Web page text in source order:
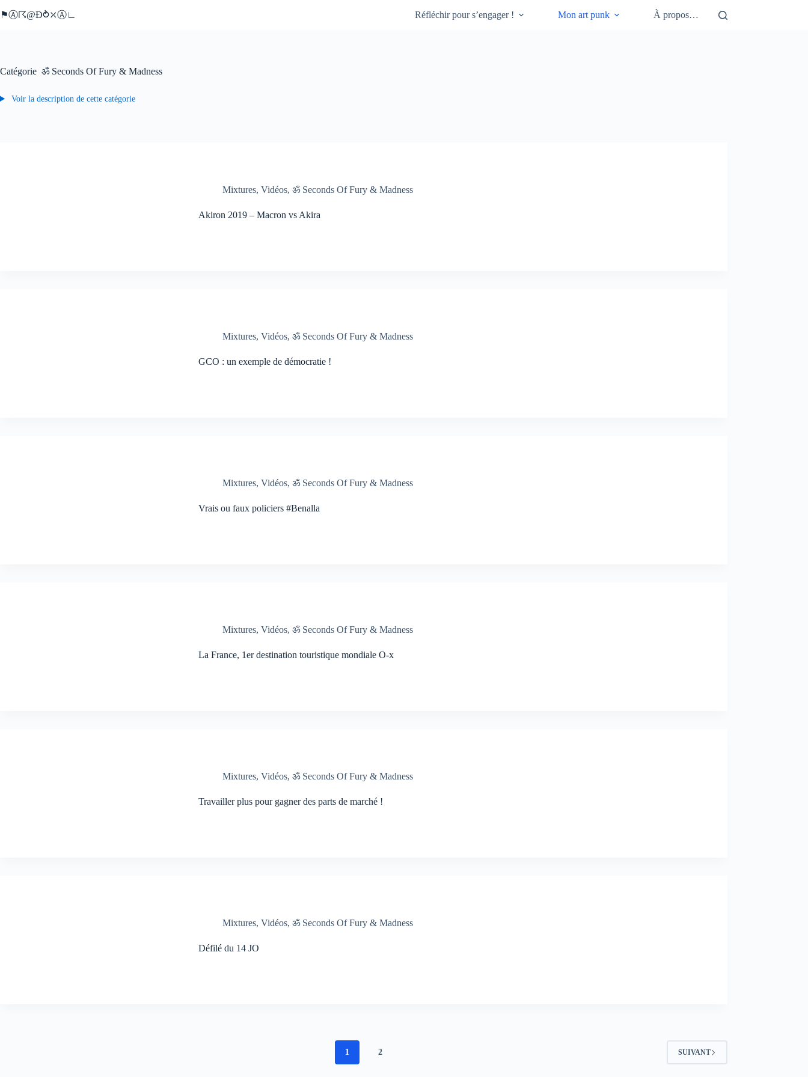
au
⚑Ⓐ☈@Ð⥁⤫Ⓐ∟ Réfléchir pour s’engager ! Mon art punk À propos…
Catégorie ॐ Seconds Of Fury & Madness
Voir la description de cette catégorie
Mixtures, Vidéos, ॐ Seconds Of Fury & Madness
Akiron 2019 – Macron vs Akira
Mixtures, Vidéos, ॐ Seconds Of Fury & Madness
GCO : un exemple de démocratie !
Mixtures, Vidéos, ॐ Seconds Of Fury & Madness
Vrais ou faux policiers #Benalla
Mixtures, Vidéos, ॐ Seconds Of Fury & Madness
La France, 1er destination touristique mondiale O-x
Mixtures, Vidéos, ॐ Seconds Of Fury & Madness
Travailler plus pour gagner des parts de marché !
Mixtures, Vidéos, ॐ Seconds Of Fury & Madness
Défilé du 14 JO
1 2 SUIVANT